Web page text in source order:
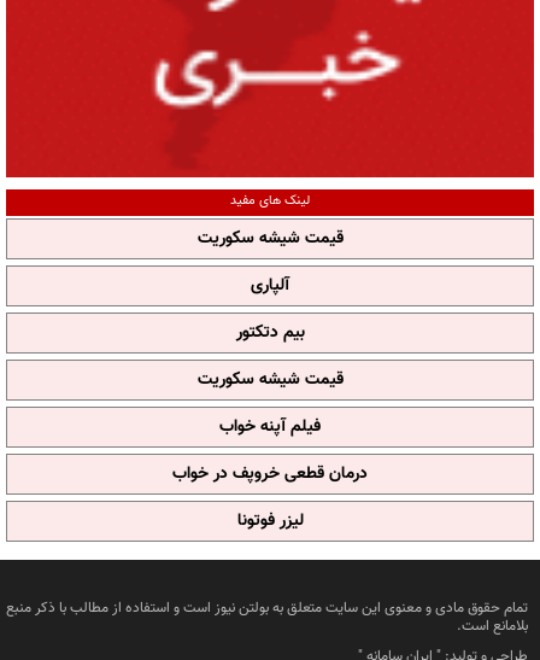
لینک های مفید
قیمت شیشه سکوریت
آلپاری
بیم دتکتور
قیمت شیشه سکوریت
فیلم آپنه خواب
درمان قطعی خروپف در خواب
لیزر فوتونا
تمام حقوق مادی و معنوی این سایت متعلق به بولتن نیوز است و استفاده از مطالب با ذکر منبع
بلامانع است.